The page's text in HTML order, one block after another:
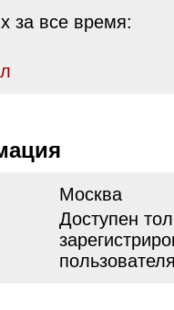
за все время:
Москва
Доступен